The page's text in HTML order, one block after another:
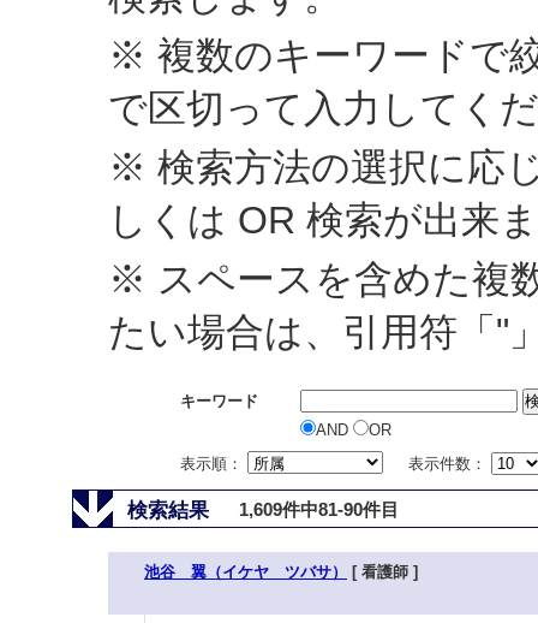
※ 複数のキーワードで
で区切って入力してく
※ 検索方法の選択に応
しくは OR 検索が出来
※ スペースを含めた複
たい場合は、引用符「"
キーワード
AND
OR
表示順：
表示件数：
検索結果 1,609件中81-90件目
池谷 翼（イケヤ ツバサ） [ 看護師 ]